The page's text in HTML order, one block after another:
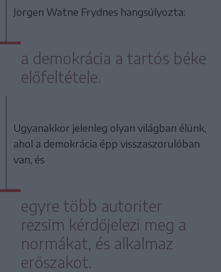
Jorgen Watne Frydnes hangsúlyozta:
a demokrácia a tartós béke
előfeltétele.
Ugyanakkor jelenleg olyan világban élünk,
ahol a demokrácia épp visszaszorulóban
van, és
egyre több autoriter
rezsim kérdőjelezi meg a
normákat, és alkalmaz
erőszakot.